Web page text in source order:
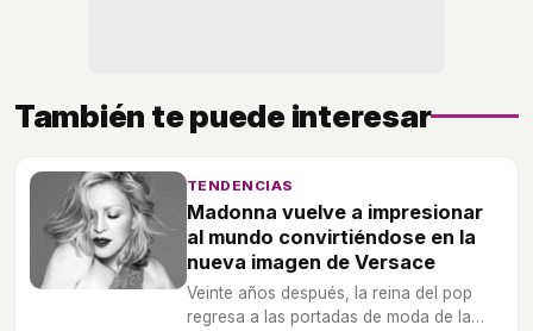
También te puede interesar
TENDENCIAS
Madonna vuelve a impresionar
al mundo convirtiéndose en la
nueva imagen de Versace
Veinte años después, la reina del pop
regresa a las portadas de moda de la